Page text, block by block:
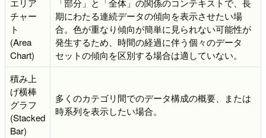
エリア
チャー
ト
(Area
Chart)
「部分」と「全体」の関係のコンテキストで、長
期にわたる連続データの傾向を表示させたい場
合。色が重なり傾向が簡単に見られない可能性が
発生するため、時間の経過に伴う個々のデータ
セットの傾向を区別する場合は適していない。
積み上
げ横棒
グラフ
(Stacked
Bar)
多くのカテゴリ間でのデータ構成の概要、または
時系列を表示したい場合。